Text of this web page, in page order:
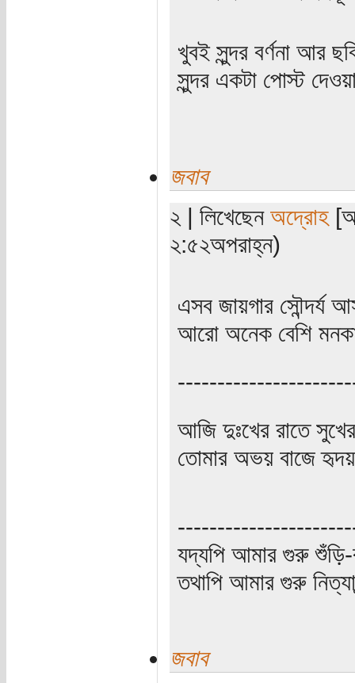
খুবই সুন্দর বর্ণনা আর
সুন্দর একটা পোস্ট
জবাব
২ | লিখেছেন অদ্রোহ
২:৫২অপরাহ্ন)
এসব জায়গার সৌন্দর্য
আরো অনেক বেশি
আজি দুঃখের রাতে
তোমার অভয় বাজে
যদ্যপি আমার গুরু শুঁড়ি-
তথাপি আমার গুরু
জবাব